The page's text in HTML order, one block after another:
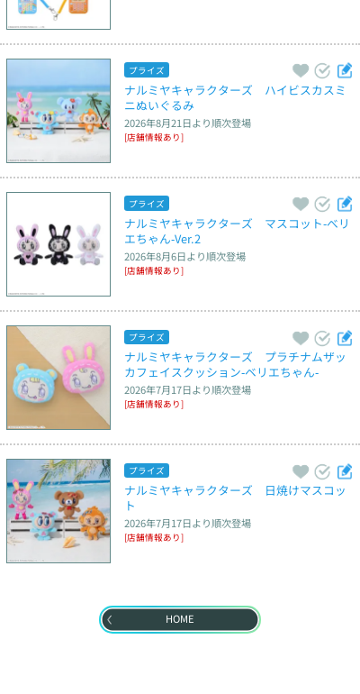
プライズ
ナルミヤキャラクターズ　ハイビスカスミ
ニぬいぐるみ
2026年8月21日より順次登場
[店舗情報あり]
プライズ
ナルミヤキャラクターズ　マスコット‐べリ
エちゃん‐Ver.2
2026年8月6日より順次登場
[店舗情報あり]
プライズ
ナルミヤキャラクターズ　プラチナムザッ
カフェイスクッション‐ベリエちゃん‐
2026年7月17日より順次登場
[店舗情報あり]
プライズ
ナルミヤキャラクターズ　日焼けマスコッ
ト
2026年7月17日より順次登場
[店舗情報あり]
HOME